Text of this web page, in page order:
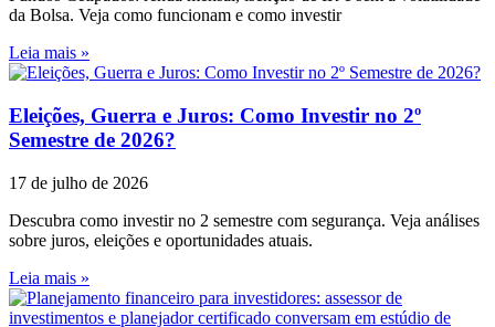
da Bolsa. Veja como funcionam e como investir
Leia mais »
Eleições, Guerra e Juros: Como Investir no 2º
Semestre de 2026?
17 de julho de 2026
Descubra como investir no 2 semestre com segurança. Veja análises
sobre juros, eleições e oportunidades atuais.
Leia mais »